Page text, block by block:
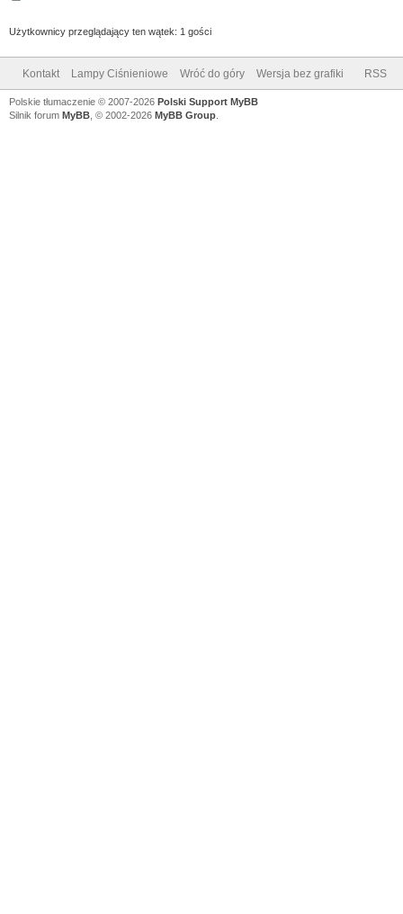
Użytkownicy przeglądający ten wątek: 1 gości
Kontakt Lampy Ciśnieniowe Wróć do góry Wersja bez grafiki RSS
Polskie tłumaczenie © 2007-2026 Polski Support MyBB
Silnik forum MyBB , © 2002-2026 MyBB Group